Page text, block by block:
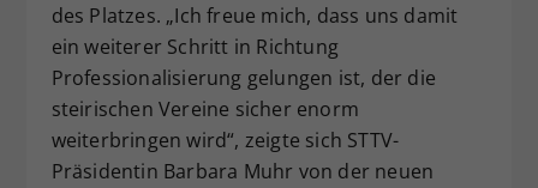
des Platzes. „Ich freue mich, dass uns damit
ein weiterer Schritt in Richtung
Professionalisierung gelungen ist, der die
steirischen Vereine sicher enorm
weiterbringen wird“, zeigte sich STTV-
Präsidentin Barbara Muhr von der neuen